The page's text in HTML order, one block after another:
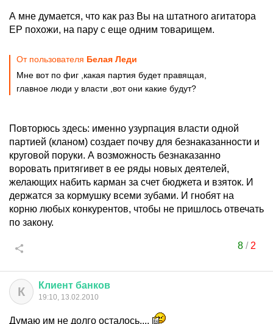
А мне думается, что как раз Вы на штатного агитатора
ЕР похожи, на пару с еще одним товарищем.
От пользователя Белая Леди
Мне вот по фиг ,какая партия будет правящая,
главное люди у власти ,вот они какие будут?
Повторюсь здесь: именно узурпация власти одной
партией (кланом) создает почву для безнаказанности и
круговой поруки. А возможность безнаказанно
воровать притягивет в ее ряды новых деятелей,
желающих набить карман за счет бюджета и взяток. И
держатся за кормушку всеми зубами. И гнобят на
корню любых конкурентов, чтобы не пришлось отвечать
по закону.
8/ 2
К Клиент банков
19:10, 13.02.2010
Думаю им не долго осталось....